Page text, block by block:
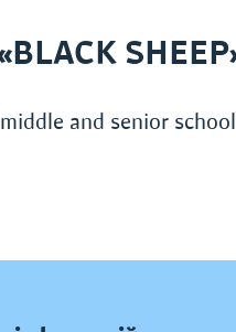
and senior